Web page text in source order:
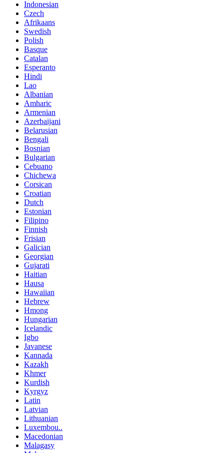
Indonesian
Czech
Afrikaans
Swedish
Polish
Basque
Catalan
Esperanto
Hindi
Lao
Albanian
Amharic
Armenian
Azerbaijani
Belarusian
Bengali
Bosnian
Bulgarian
Cebuano
Chichewa
Corsican
Croatian
Dutch
Estonian
Filipino
Finnish
Frisian
Galician
Georgian
Gujarati
Haitian
Hausa
Hawaiian
Hebrew
Hmong
Hungarian
Icelandic
Igbo
Javanese
Kannada
Kazakh
Khmer
Kurdish
Kyrgyz
Latin
Latvian
Lithuanian
Luxembou..
Macedonian
Malagasy